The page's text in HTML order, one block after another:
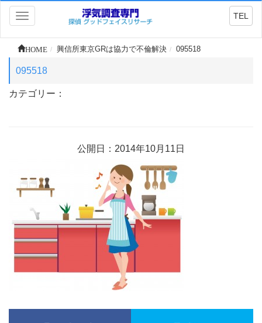
Toggle
navigation
TEL
HOME 興信所東京GRは協力で不倫解決 095518
095518
カテゴリー：
公開日：2014年10月11日